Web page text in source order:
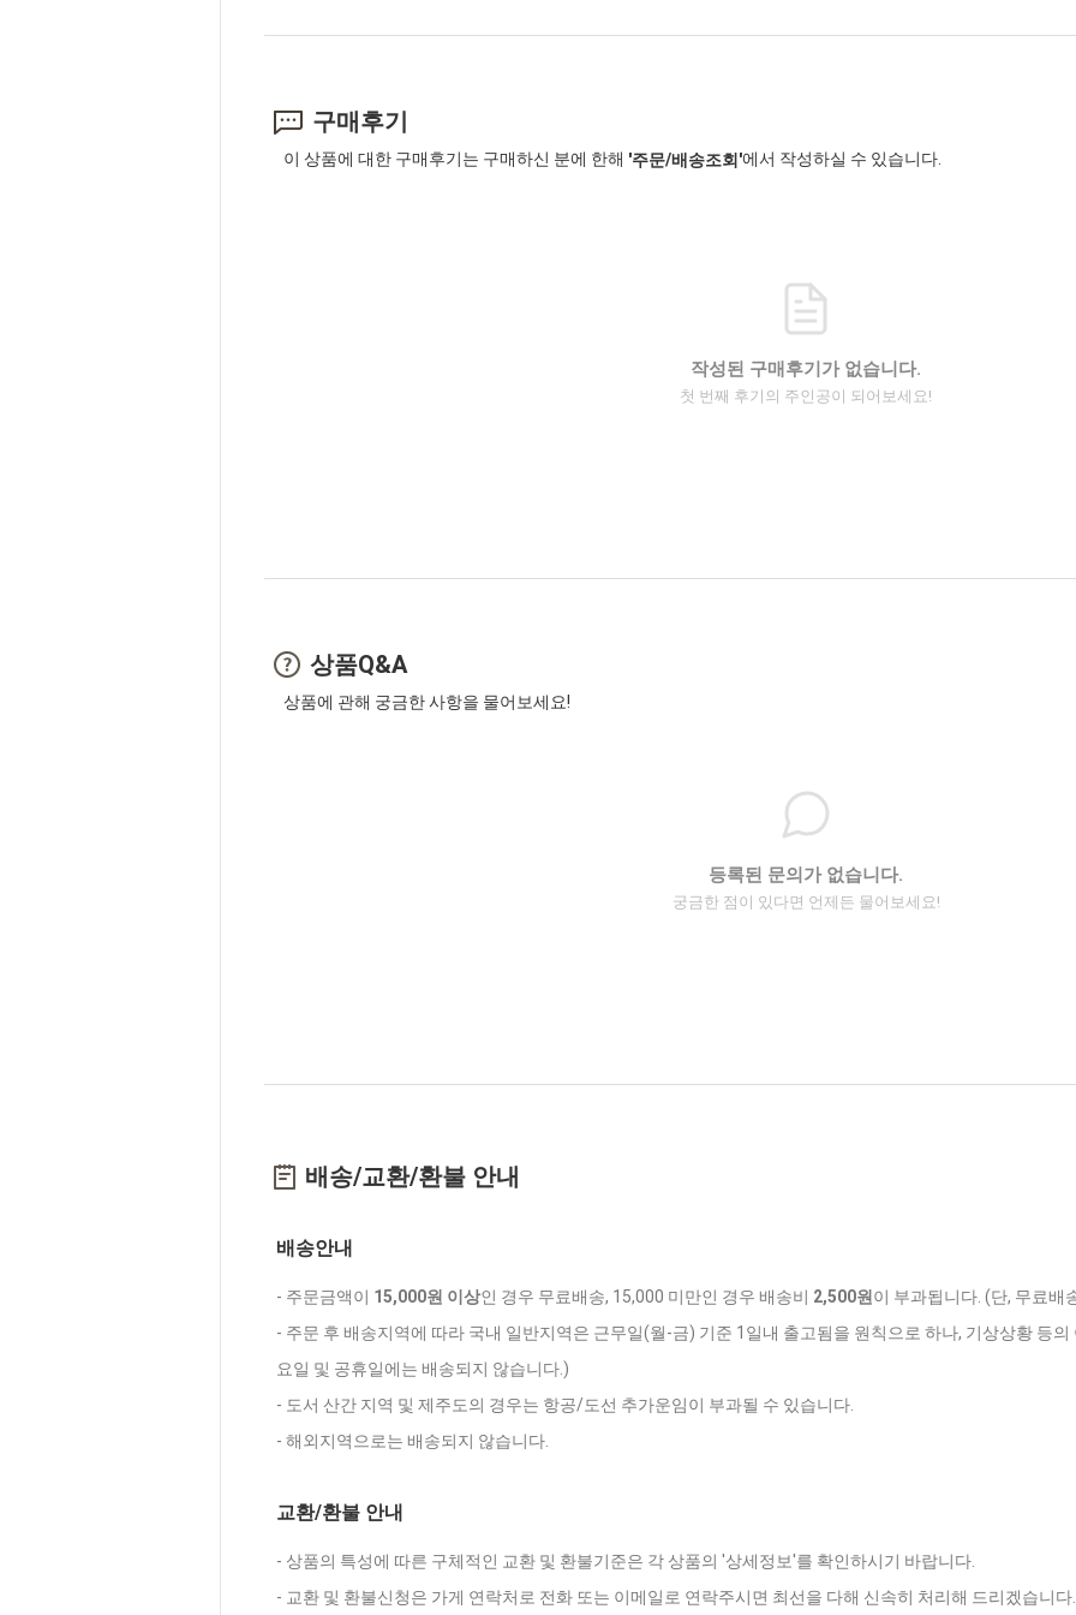
구매후기
이 상품에 대한 구매후기는 구매하신 분에 한해 '주문/배송조회'에서 작성하실 수 있습니다.
작성된 구매후기가 없습니다.
첫 번째 후기의 주인공이 되어보세요!
상품Q&A
상품에 관해 궁금한 사항을 물어보세요!
등록된 문의가 없습니다.
궁금한 점이 있다면 언제든 물어보세요!
배송/교환/환불 안내
배송안내
- 주문금액이 15,000원 이상인 경우 무료배송, 15,000 미만인 경우 배송비 2,500원 이 부과됩니다. (단, 무료배
- 주문 후 배송지역에 따라 국내 일반지역은 근무일(월-금) 기준 1일내 출고됨을 원칙으로 하나, 기상상황 등
요일 및 공휴일에는 배송되지 않습니다.)
- 도서 산간 지역 및 제주도의 경우는 항공/도선 추가운임이 부과될 수 있습니다.
- 해외지역으로는 배송되지 않습니다.
교환/환불 안내
- 상품의 특성에 따른 구체적인 교환 및 환불기준은 각 상품의 '상세정보'를 확인하시기 바랍니다.
- 교환 및 환불신청은 가게 연락처로 전화 또는 이메일로 연락주시면 최선을 다해 신속히 처리해 드리겠습니다.